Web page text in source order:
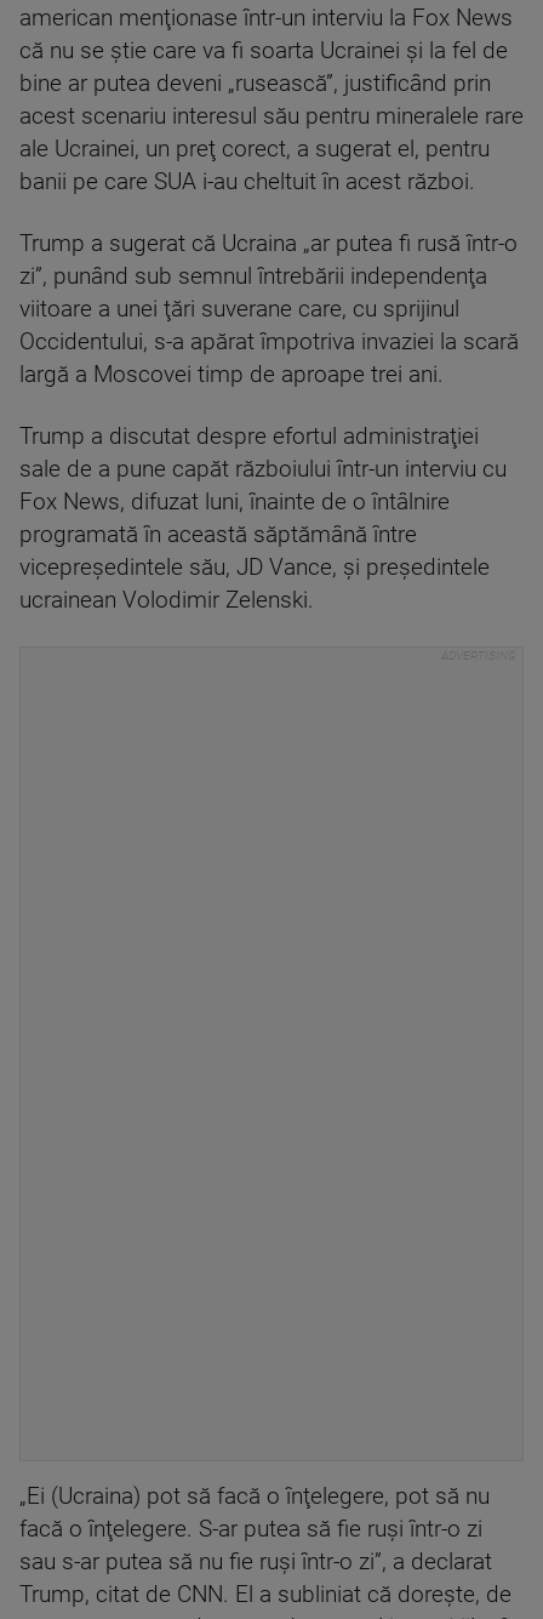
american menţionase într-un interviu la Fox News
că nu se ştie care va fi soarta Ucrainei şi la fel de
bine ar putea deveni „rusească”, justificând prin
acest scenariu interesul său pentru mineralele rare
ale Ucrainei, un preţ corect, a sugerat el, pentru
banii pe care SUA i-au cheltuit în acest război.
Trump a sugerat că Ucraina „ar putea fi rusă într-o
zi”, punând sub semnul întrebării independenţa
viitoare a unei ţări suverane care, cu sprijinul
Occidentului, s-a apărat împotriva invaziei la scară
largă a Moscovei timp de aproape trei ani.
Trump a discutat despre efortul administraţiei
sale de a pune capăt războiului într-un interviu cu
Fox News, difuzat luni, înainte de o întâlnire
programată în această săptămână între
vicepreşedintele său, JD Vance, şi preşedintele
ucrainean Volodimir Zelenski.
„Ei (Ucraina) pot să facă o înţelegere, pot să nu
facă o înţelegere. S-ar putea să fie ruşi într-o zi
sau s-ar putea să nu fie ruşi într-o zi”, a declarat
Trump, citat de CNN. El a subliniat că doreşte, de